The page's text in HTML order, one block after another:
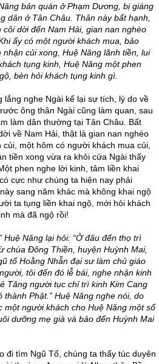
bản quán ở Phạm Dương, bị giáng
dân ở Tân Châu. Thân này bất hạnh,
dời đến Nam Hải, gian nan nghèo
ấy có một người khách mua, bảo
củi xong, Huệ Năng lãnh tiền, lui
tụng kinh, Huệ Năng một phen
bèn hỏi khách tụng kinh gì.
lắng nghe Ngài kể lại sự tích, lý do về
ông thân Ngài cũng làm quan, sau
làm dân thường tại Tân Châu. Bất
về Nam Hải, thật là gian nan nghèo
một hôm có người khách mua củi,
tiền xong vừa ra khỏi cửa Ngài thấy
phen nghe lời kinh, tâm liền khai
cực như chúng ta hiện nay phải
sang năm khác mà không khai ngộ
ta tụng liền khai ngộ, mới hỏi khách
mà đã ngộ rồi!
Huệ Năng lại hỏi: “Ở đâu đến thọ trì
chùa Đông Thiền, huyện Huỳnh Mai,
tổ Hoằng Nhẫn đại sư làm chủ giáo
tôi đến đó lễ bái, nghe nhận kinh
Tăng người tục chỉ trì kinh Kim Cang
Phật.” Huệ Năng nghe nói, do
một người khách cho Huệ Năng một số
dưỡng mẹ già và bảo đến Huỳnh Mai
đi tìm Ngũ Tổ, chúng ta thấy túc duyên